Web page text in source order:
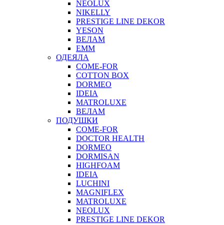
NEOLUX
NIKELLY
PRESTIGE LINE DEKOR
YESON
ВЕЛАМ
ЕММ
ОДЕЯЛА
COME-FOR
COTTON BOX
DORMEO
IDEIA
MATROLUXE
ВЕЛАМ
ПОДУШКИ
COME-FOR
DOCTOR HEALTH
DORMEO
DORMISAN
HIGHFOAM
IDEIA
LUCHINI
MAGNIFLEX
MATROLUXE
NEOLUX
PRESTIGE LINE DEKOR